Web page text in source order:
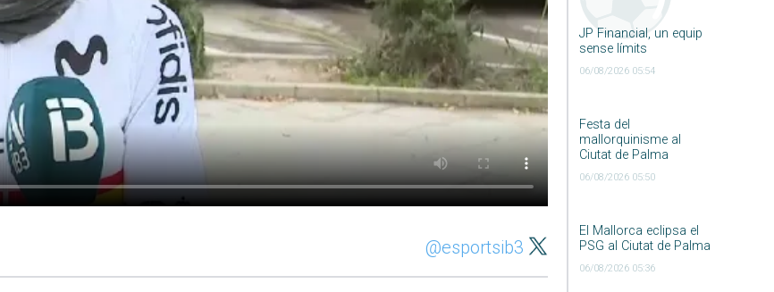
JP Financial, un equip
sense límits
06/08/2026 05:54
Festa del
mallorquinisme al
Ciutat de Palma
06/08/2026 05:50
El Mallorca eclipsa el
PSG al Ciutat de Palma
06/08/2026 05:36
@esportsib3